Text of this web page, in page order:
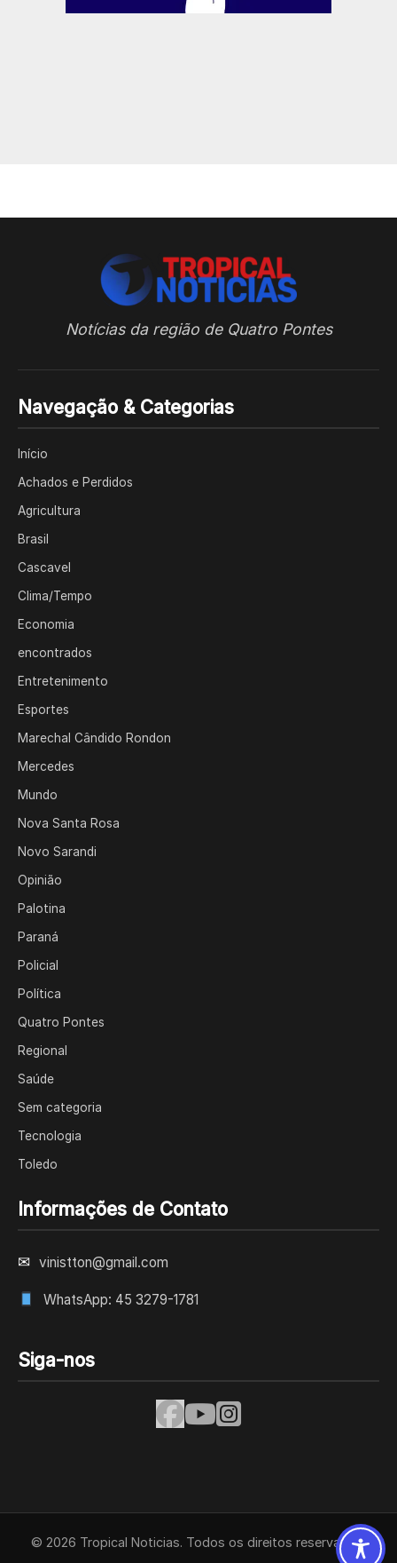
Notícias da região de Quatro Pontes
Navegação & Categorias
Início
Achados e Perdidos
Agricultura
Brasil
Cascavel
Clima/Tempo
Economia
encontrados
Entretenimento
Esportes
Marechal Cândido Rondon
Mercedes
Mundo
Nova Santa Rosa
Novo Sarandi
Opinião
Palotina
Paraná
Policial
Política
Quatro Pontes
Regional
Saúde
Sem categoria
Tecnologia
Toledo
Informações de Contato
✉ vinistton@gmail.com
WhatsApp: 45 3279-1781
Siga-nos
© 2026 Tropical Noticias. Todos os direitos reservados.